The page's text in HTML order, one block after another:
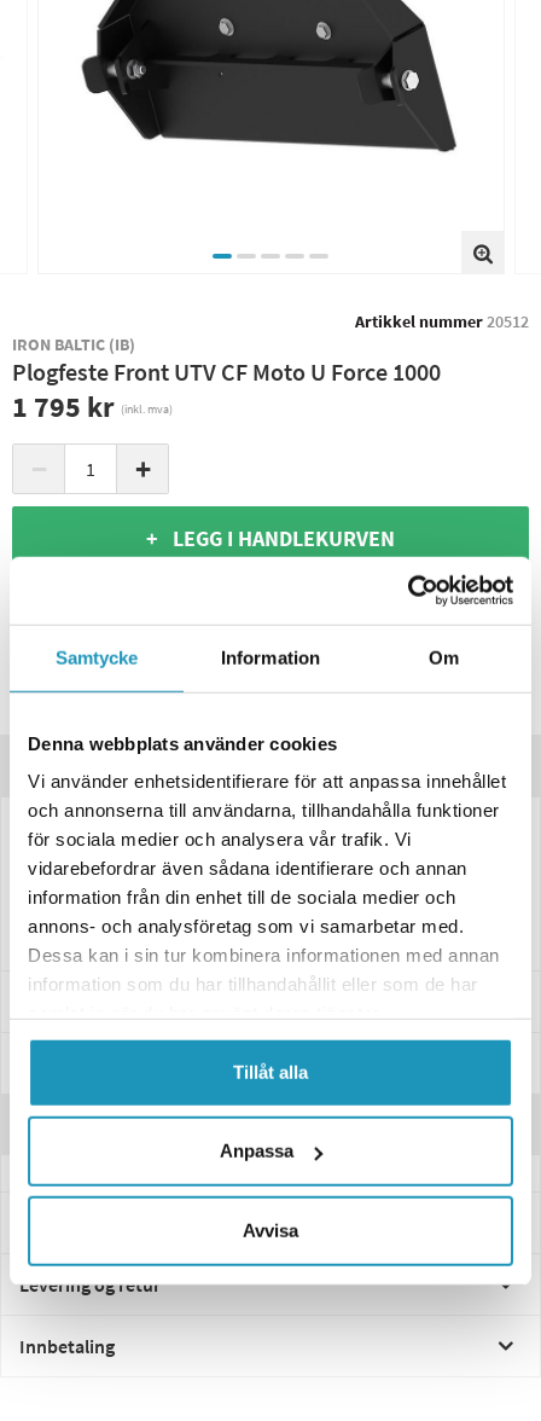
Samtycke Information Om
Denna webbplats använder cookies
Vi använder enhetsidentifierare för att anpassa innehållet
och annonserna till användarna, tillhandahålla funktioner
för sociala medier och analysera vår trafik. Vi
vidarebefordrar även sådana identifierare och annan
information från din enhet till de sociala medier och
annons- och analysföretag som vi samarbetar med.
Dessa kan i sin tur kombinera informationen med annan
information som du har tillhandahållit eller som de har
Tillåt alla
Anpassa
Avvisa
Artikkel nummer20512
IRON BALTIC (IB)
Plogfeste Front UTV CF Moto U Force 1000
1 795 kr (inkl. mva)
− +
+ LEGG I HANDLEKURVEN
Leverings- og returinformasjon
Lagre produktet
Plogfeste for IB frontmonterte UTV plogram til CF Moto U Force 1000
Inkluderer monteringsdetaljer og instruksjoner
Kun plogfeste
Anmeldelser
Levering og retur
Innbetaling